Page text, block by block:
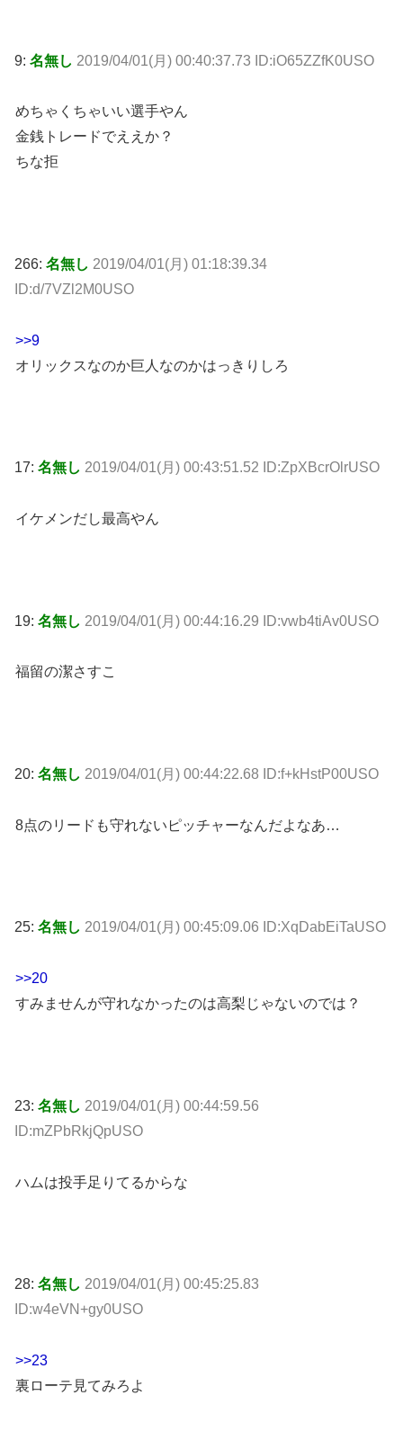
9: 名無し 2019/04/01(月) 00:40:37.73 ID:iO65ZZfK0USO
めちゃくちゃいい選手やん
金銭トレードでええか？
ちな拒
266: 名無し 2019/04/01(月) 01:18:39.34
ID:d/7VZl2M0USO
>>9
オリックスなのか巨人なのかはっきりしろ
17: 名無し 2019/04/01(月) 00:43:51.52 ID:ZpXBcrOlrUSO
イケメンだし最高やん
19: 名無し 2019/04/01(月) 00:44:16.29 ID:vwb4tiAv0USO
福留の潔さすこ
20: 名無し 2019/04/01(月) 00:44:22.68 ID:f+kHstP00USO
8点のリードも守れないピッチャーなんだよなあ…
25: 名無し 2019/04/01(月) 00:45:09.06 ID:XqDabEiTaUSO
>>20
すみませんが守れなかったのは高梨じゃないのでは？
23: 名無し 2019/04/01(月) 00:44:59.56
ID:mZPbRkjQpUSO
ハムは投手足りてるからな
28: 名無し 2019/04/01(月) 00:45:25.83
ID:w4eVN+gy0USO
>>23
裏ローテ見てみろよ